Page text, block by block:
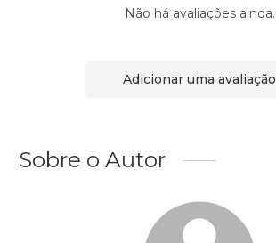
Não há avaliações ainda.
Adicionar uma avaliação
Sobre o Autor